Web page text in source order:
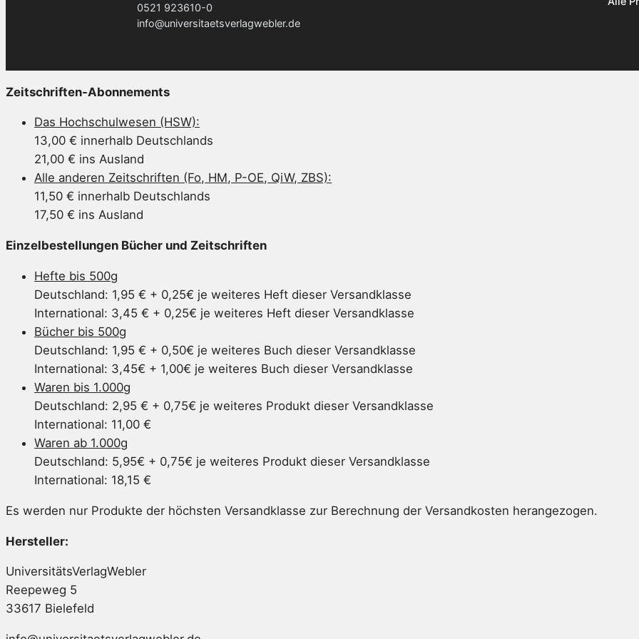
0521 923610-0
info@universitaetsverlagwebler.de
Zeitschriften-Abonnements
Das Hochschulwesen (HSW):
13,00 € innerhalb Deutschlands
21,00 € ins Ausland
Alle anderen Zeitschriften (Fo, HM, P-OE, QiW, ZBS):
11,50 € innerhalb Deutschlands
17,50 € ins Ausland
Einzelbestellungen Bücher und Zeitschriften
Hefte bis 500g
Deutschland: 1,95 € + 0,25€ je weiteres Heft dieser Versandklasse
International: 3,45 € + 0,25€ je weiteres Heft dieser Versandklasse
Bücher bis 500g
Deutschland: 1,95 € + 0,50€ je weiteres Buch dieser Versandklasse
International: 3,45€ + 1,00€ je weiteres Buch dieser Versandklasse
Waren bis 1.000g
Deutschland: 2,95 € + 0,75€ je weiteres Produkt dieser Versandklasse
International: 11,00 €
Waren ab 1.000g
Deutschland: 5,95€ + 0,75€ je weiteres Produkt dieser Versandklasse
International: 18,15 €
Es werden nur Produkte der höchsten Versandklasse zur Berechnung der Versandkosten herangezogen.
Hersteller:
UniversitätsVerlagWebler
Reepeweg 5
33617 Bielefeld